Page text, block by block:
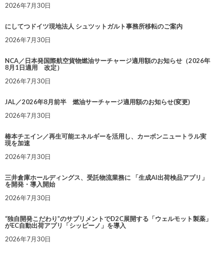
2026年7月30日
にしてつドイツ現地法人 シュツットガルト事務所移転のご案内
2026年7月30日
NCA／日本発国際航空貨物燃油サーチャージ適用額のお知らせ（2026年
8月1日適用 改定）
2026年7月30日
JAL／2026年8月前半 燃油サーチャージ適用額のお知らせ(変更)
2026年7月30日
椿本チエイン／再生可能エネルギーを活用し、カーボンニュートラル実
現を加速
2026年7月30日
三井倉庫ホールディングス、受託物流業務に 「生成AI出荷検品アプリ」
を開発・導入開始
2026年7月30日
“独自開発こだわり”のサプリメントでD2C展開する「ウェルモット製薬」
がEC自動出荷アプリ「シッピーノ」を導入
2026年7月30日